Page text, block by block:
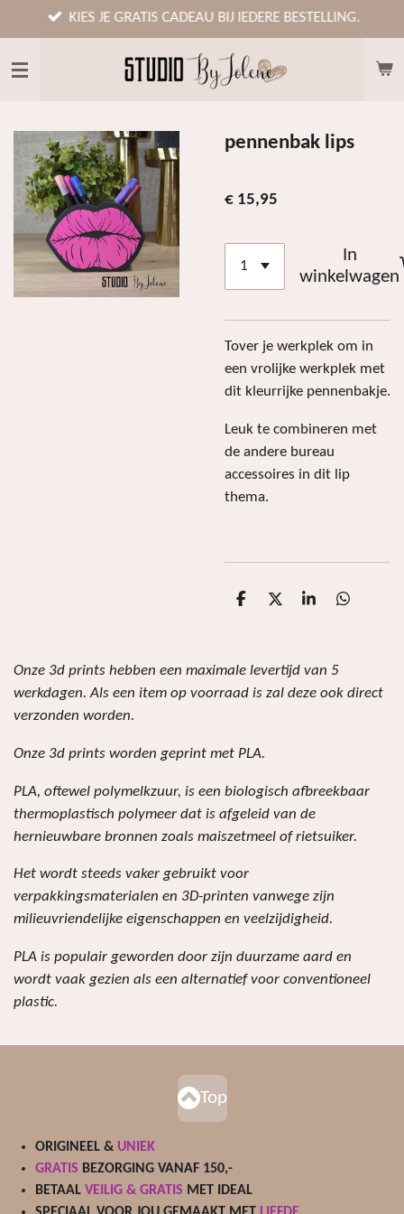
direct
naar
KIES JE GRATIS CADEAU BIJ IEDERE BESTELLING.
pennenbak lips
€ 15,95
In
winkelwagen
Tover je werkplek om in
een vrolijke werkplek met
dit kleurrijke pennenbakje.
Leuk te combineren met
de andere bureau
accessoires in dit lip
thema.
D
n
D
S
e
D
Onze 3d prints hebben een maximale levertijd van 5
werkdagen. Als een item op voorraad is zal deze ook direct
verzonden worden.
Onze 3d prints worden geprint met PLA.
PLA, oftewel polymelkzuur, is een biologisch afbreekbaar
thermoplastisch polymeer dat is afgeleid van de
hernieuwbare bronnen zoals maiszetmeel of rietsuiker.
Het wordt steeds vaker gebruikt voor
verpakkingsmaterialen en 3D-printen vanwege zijn
milieuvriendelijke eigenschappen en veelzijdigheid.
PLA is populair geworden door zijn duurzame aard en
wordt vaak gezien als een alternatief voor conventioneel
plastic.
Top
ORIGINEEL & UNIEK
GRATIS BEZORGING VANAF 150,-
BETAAL VEILIG & GRATIS MET IDEAL